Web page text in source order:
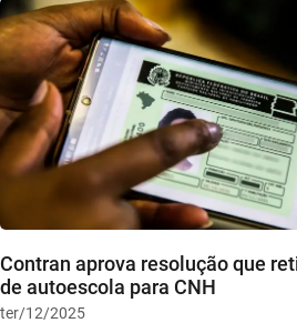
Contran aprova resolução que
de autoescola para CNH
ter/12/2025